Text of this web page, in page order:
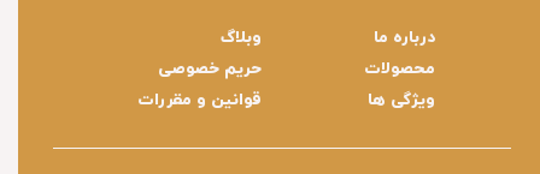
درباره ما
محصولات
ویژگی ها
وبلاگ
حریم خصوصی
قوانین و مقررات